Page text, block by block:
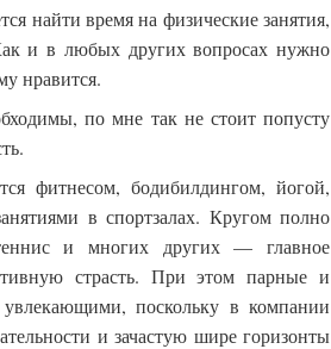
найти время на физические занятия,
и в любых других вопросах нужно
нравится.
по мне так не стоит попусту
фитнесом, бодибилдингом, йогой,
в спортзалах. Кругом полно
и многих других — главное
страсть. При этом парные и
поскольку в компании
и зачастую шире горизонты